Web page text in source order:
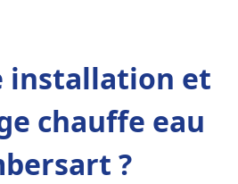
installation et
chauffe eau
?